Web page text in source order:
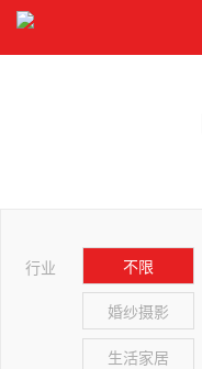
行业 不限
婚纱摄影
生活家居